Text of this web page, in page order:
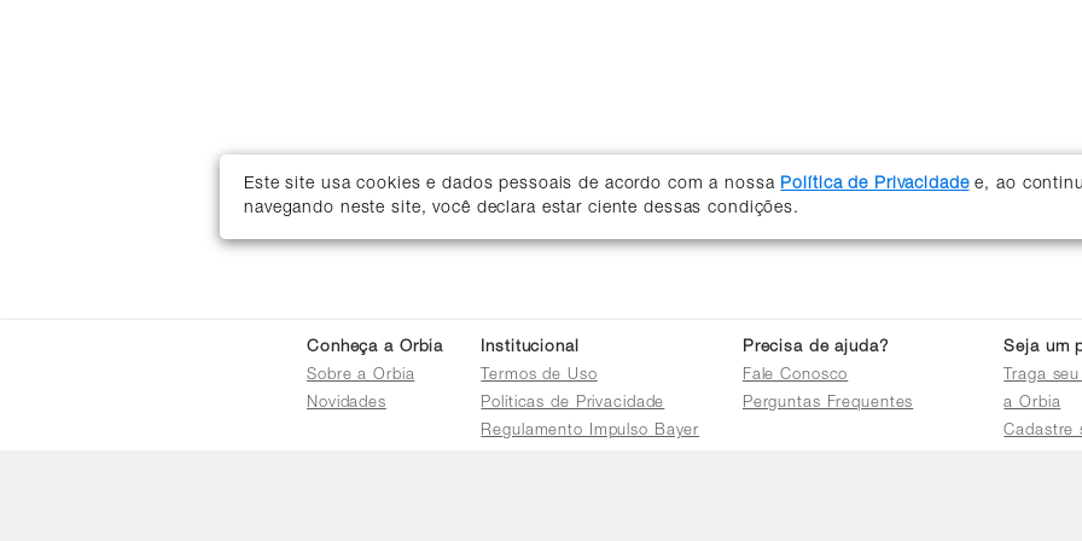
Este site usa cookies e dados pessoais de acordo com a nossa Política de Privacidadee, ao
navegando neste site, você declara estar ciente dessas condições.
Conheça a Orbia
Sobre a Orbia
Novidades
Institucional
Termos de Uso
Políticas de Privacidade
Regulamento Impulso Bayer
Precisa de ajuda?
Fale Conosco
Perguntas Frequentes
Seja um
Traga
a Orbia
Cadastre